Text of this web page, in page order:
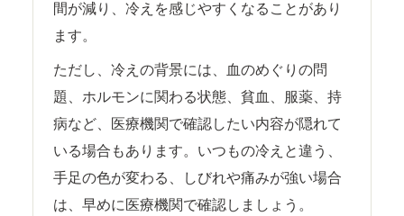
間が減り、冷えを感じやすくなることがあり
ます。
ただし、冷えの背景には、血のめぐりの問
題、ホルモンに関わる状態、貧血、服薬、持
病など、医療機関で確認したい内容が隠れて
いる場合もあります。いつもの冷えと違う、
手足の色が変わる、しびれや痛みが強い場合
は、早めに医療機関で確認しましょう。